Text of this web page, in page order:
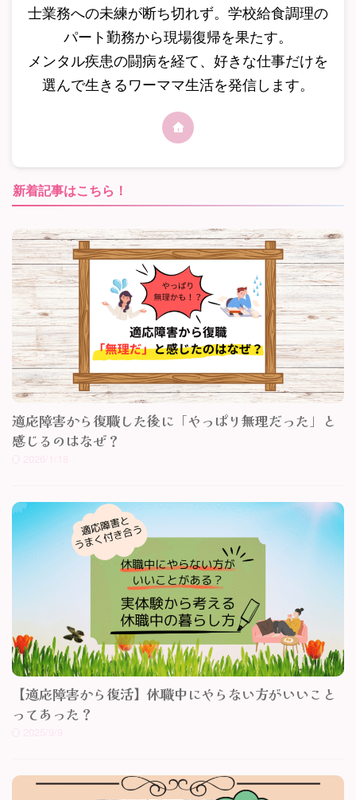
士業務への未練が断ち切れず。学校給食調理の
パート勤務から現場復帰を果たす。
メンタル疾患の闘病を経て、好きな仕事だけを
選んで生きるワーママ生活を発信します。
新着記事はこちら！
適応障害から復職した後に「やっぱり無理だった」と
感じるのはなぜ？
【適応障害から復活】休職中にやらない方がいいこと
ってあった？